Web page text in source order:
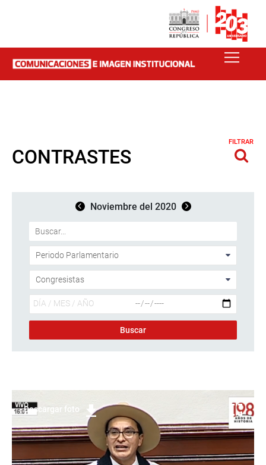
CONTRASTES
FILTRAR
Noviembre del 2020
Descargar foto